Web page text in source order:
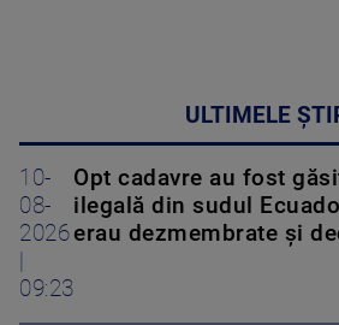
ULTIMELE
10-
08-
2026
09:23
Opt cadavre au fost
ilegală din sudul
erau dezmembrate și